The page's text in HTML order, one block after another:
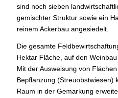
sind noch sieben
gemischter Struktur sowie ein
reinem Ackerbau angesiedelt.
Die gesamte
Hektar Fläche, auf den
Mit der Ausweisung von
Bepflanzung (Streuobstwiesen)
Raum in der Gemarkung